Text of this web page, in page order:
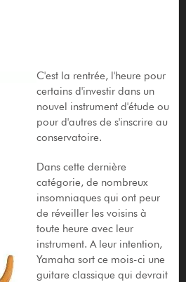
C'est la rentrée, l'heure pour
certains d'investir dans un
nouvel instrument d'étude ou
pour d'autres de s'inscrire au
conservatoire.
Dans cette dernière
catégorie, de nombreux
insomniaques qui ont peur
de réveiller les voisins à
toute heure avec leur
instrument. A leur intention,
Yamaha sort ce mois-ci une
guitare classique qui devrait